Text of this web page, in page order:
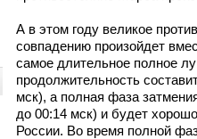
А в этом году великое
совпадению произойдет
самое длительное полное
продолжительность
мск), а полная фаза
до 00:14 мск) и будет
России. Во время полной